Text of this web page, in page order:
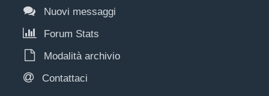
Nuovi messaggi
Forum Stats
Modalità archivio
Contattaci